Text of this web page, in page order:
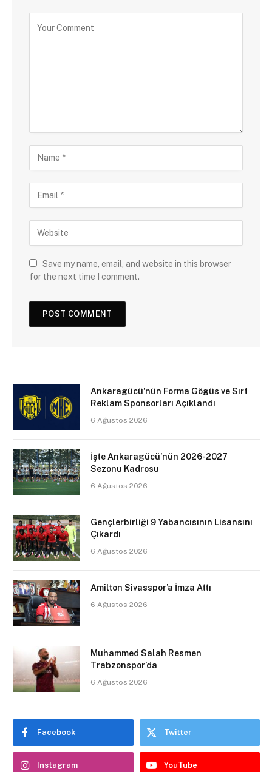
Save my name, email, and website in this browser
for the next time I comment.
Ankaragücü’nün Forma Gögüs ve Sırt
Reklam Sponsorları Açıklandı
6 Ağustos 2026
İşte Ankaragücü’nün 2026-2027
Sezonu Kadrosu
6 Ağustos 2026
Gençlerbirliği 9 Yabancısının Lisansını
Çıkardı
6 Ağustos 2026
Amilton Sivasspor’a İmza Attı
6 Ağustos 2026
Muhammed Salah Resmen
Trabzonspor’da
6 Ağustos 2026
Facebook Twitter
Instagram YouTube